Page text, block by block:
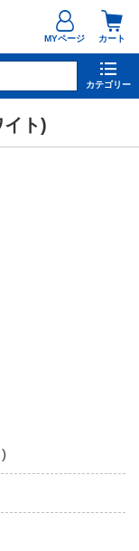
カート
MYページ
カテゴリー
ト)